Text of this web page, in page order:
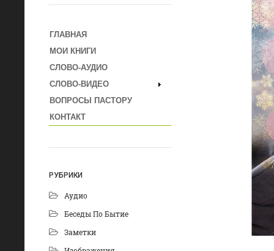
ГЛАВНАЯ
МОИ КНИГИ
СЛОВО-АУДИО
СЛОВО-ВИДЕО
ВОПРОСЫ ПАСТОРУ
КОНТАКТ
РУБРИКИ
Аудио
Беседы По Бытие
Заметки